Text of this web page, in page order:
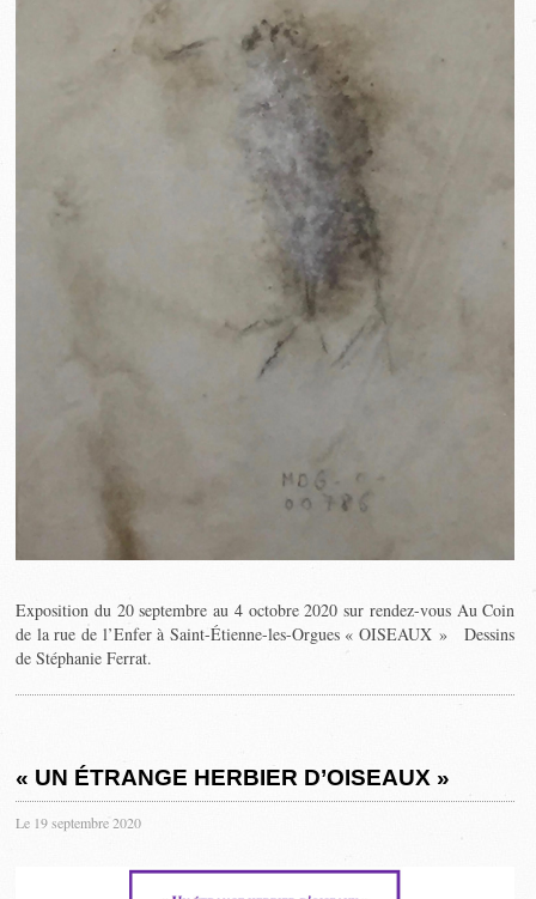
Exposition du 20 septembre au 4 octobre 2020 sur rendez-vous Au Coin
de la rue de l’Enfer à Saint-Étienne-les-Orgues « OISEAUX » Dessins
de Stéphanie Ferrat.
« UN ÉTRANGE HERBIER D’OISEAUX »
Le 19 septembre 2020